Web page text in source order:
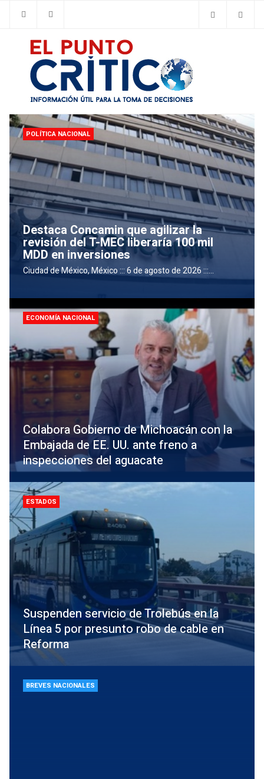
POLÍ­TICA NACIONAL
Destaca Concamin que agilizar la
revisión del T-MEC liberaría 100 mil
MDD en inversiones
Ciudad de México, México ::: 6 de agosto de 2026 :::...
ECONOMÍ­A NACIONAL
Colabora Gobierno de Michoacán con la
Embajada de EE. UU. ante freno a
inspecciones del aguacate
ESTADOS
Suspenden servicio de Trolebús en la
Línea 5 por presunto robo de cable en
Reforma
BREVES NACIONALES